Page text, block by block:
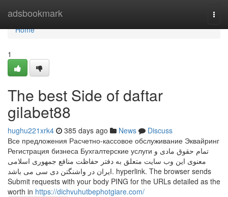
adsbookmark
Home
Home
1
The best Side of daftar
gilabet88
hughu221xrk4 385 days ago News
Discuss
Все предложения Расчетно-кассовое обслуживание Эквайринг
Регистрация бизнеса Бухгалтерские услуги تمام حقوق مادی و
معنوی این وب سایت متعلق به دفتر حفاظت منافع جمهوری اسلامی
ایران در واشنگتن دی سی می باشد. hyperlink. The browser sends
Submit requests with your body PING for the URLs detailed as the
worth in https://dichvuhutbephotgiare.com/